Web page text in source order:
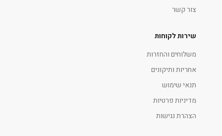
צור קשר
שירות לקוחות
משלוחים והחזרות
אחריות ותיקונים
תנאי שימוש
מדיניות פרטיות
הצהרת נגישות